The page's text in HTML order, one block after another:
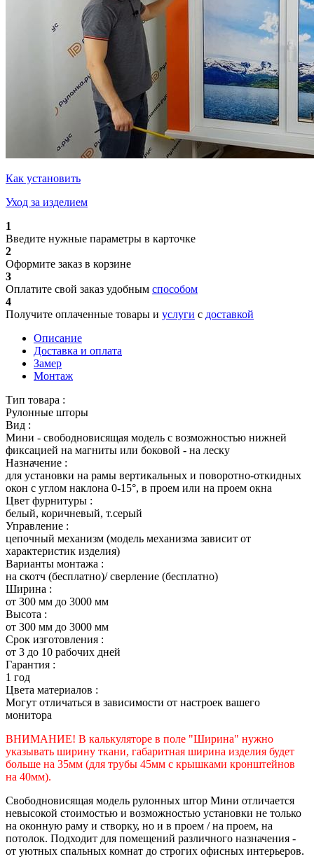
Как установить
Уход за изделием
1
Введите нужные параметры в карточке
2
Оформите заказ в корзине
3
Оплатите свой заказ удобным способом
4
Получите оплаченные товары и услуги с доставкой
Описание
Доставка и оплата
Замер
Монтаж
Тип товара :
Рулонные шторы
Вид :
Мини - свободновисящая модель с возможностью нижней
фиксацией на магниты или боковой - на леску
Назначение :
для установки на рамы вертикальных и поворотно-откидных
окон с углом наклона 0-15°, в проем или на проем окна
Цвет фурнитуры :
белый, коричневый, т.серый
Управление :
цепочный механизм (модель механизма зависит от
характеристик изделия)
Варианты монтажа :
на скотч (бесплатно)/ сверление (бесплатно)
Ширина :
от 300 мм до 3000 мм
Высота :
от 300 мм до 3000 мм
Срок изготовления :
от 3 до 10 рабочих дней
Гарантия :
1 год
Цвета материалов :
Могут отличаться в зависимости от настроек вашего
монитора
ВНИМАНИЕ! В калькуляторе в поле "Ширина" нужно
указывать ширину ткани, габаритная ширина изделия будет
больше на 35мм (для трубы 45мм с крышками кронштейнов
на 40мм).
Свободновисящая модель рулонных штор Мини отличается
невысокой стоимостью и возможностью установки не только
на оконную раму и створку, но и в проем / на проем, на
потолок. Подходит для помещений различного назначения -
от уютных спальных комнат до строгих офисных интерьеров.